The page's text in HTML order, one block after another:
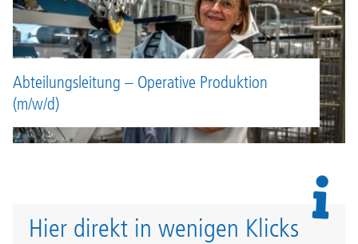
Abteilungsleitung – Operative Produktion
(m/w/d)
Hier direkt in wenigen Klicks